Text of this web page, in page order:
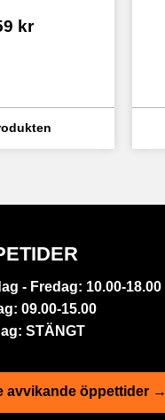
kr
- Fredag: 10.00-18.00
09.00-15.00
STÄNGT
avvikande öppettider →